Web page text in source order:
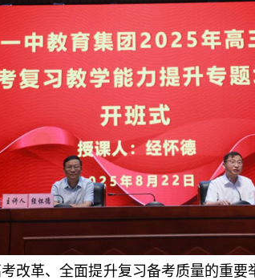
改革、全面提升复习备考质量的重